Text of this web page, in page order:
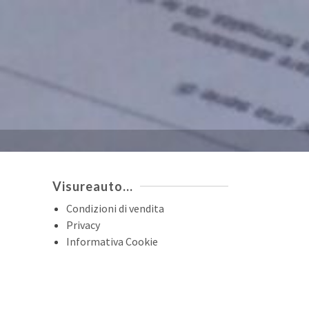
Visureauto…
Condizioni di vendita
Privacy
Informativa Cookie